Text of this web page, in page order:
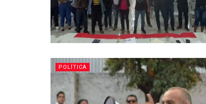
POLÍTICA